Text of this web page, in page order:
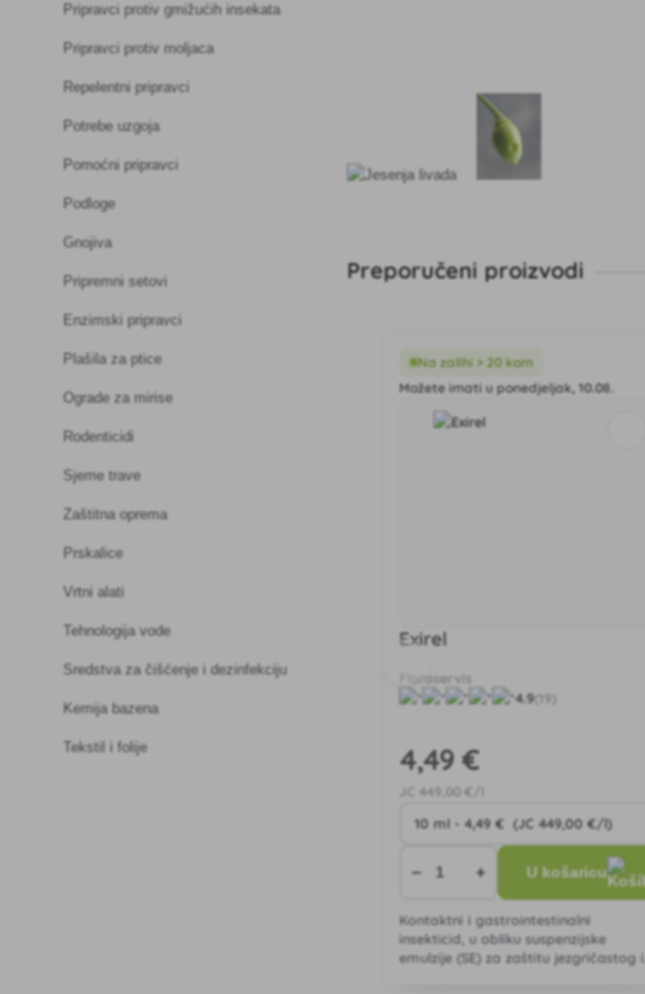
Pripravci protiv gmižućih insekata
Pripravci protiv moljaca
Repelentni pripravci
Potrebe uzgoja
Pomoćni pripravci
Podloge
Gnojiva
Pripremni setovi
Enzimski pripravci
Plašila za ptice
Ograde za mirise
Rodenticidi
Sjeme trave
Zaštitna oprema
Prskalice
Vrtni alati
Tehnologija vode
Sredstva za čišćenje i dezinfekciju
Kemija bazena
Tekstil i folije
Preporučeni proizvodi
Na zalihi > 20 kom
Možete imati u ponedjeljak, 10.08.
Exirel
Floraservis
4.9(19)
4,49 €
JC 449 ,00 €/l
− + U košaricu
Kontaktni i gastrointestinalni
insekticid, u obliku suspenzijske
emulzije (SE) za zaštitu jezgričastog i